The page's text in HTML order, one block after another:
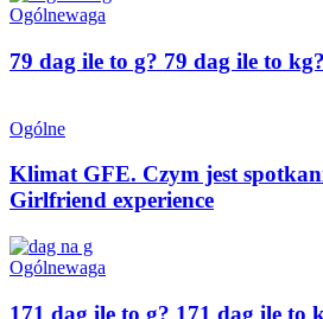
Ogólnewaga
79 dag ile to g? 79 dag ile to kg?
Ogólne
Klimat GFE. Czym jest
Girlfriend experience
Ogólnewaga
171 dag ile to g? 171 dag ile to